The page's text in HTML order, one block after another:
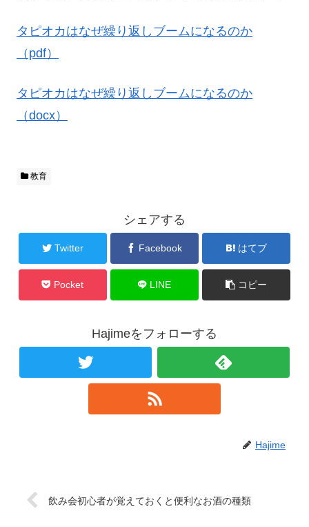
タピオカはなぜ繰り返しブームになるのか
（pdf）
タピオカはなぜ繰り返しブームになるのか
（docx）
教育
シェアする
Twitter Facebook はてブ
Pocket LINE コピー
Hajimeをフォローする
Hajime
飲み会初心者が覚えておくと便利なお酒の種類